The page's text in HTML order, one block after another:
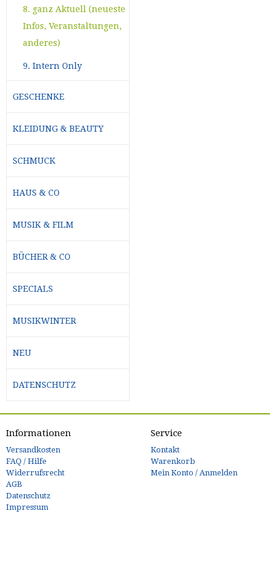
8. ganz Aktuell (neueste
Infos, Veranstaltungen,
anderes)
9. Intern Only
GESCHENKE
KLEIDUNG & BEAUTY
SCHMUCK
HAUS & CO
MUSIK & FILM
BÜCHER & CO
SPECIALS
MUSIKWINTER
NEU
DATENSCHUTZ
Informationen
Versandkosten
FAQ / Hilfe
Widerrufsrecht
AGB
Datenschutz
Impressum
Service
Kontakt
Warenkorb
Mein Konto / Anmelden